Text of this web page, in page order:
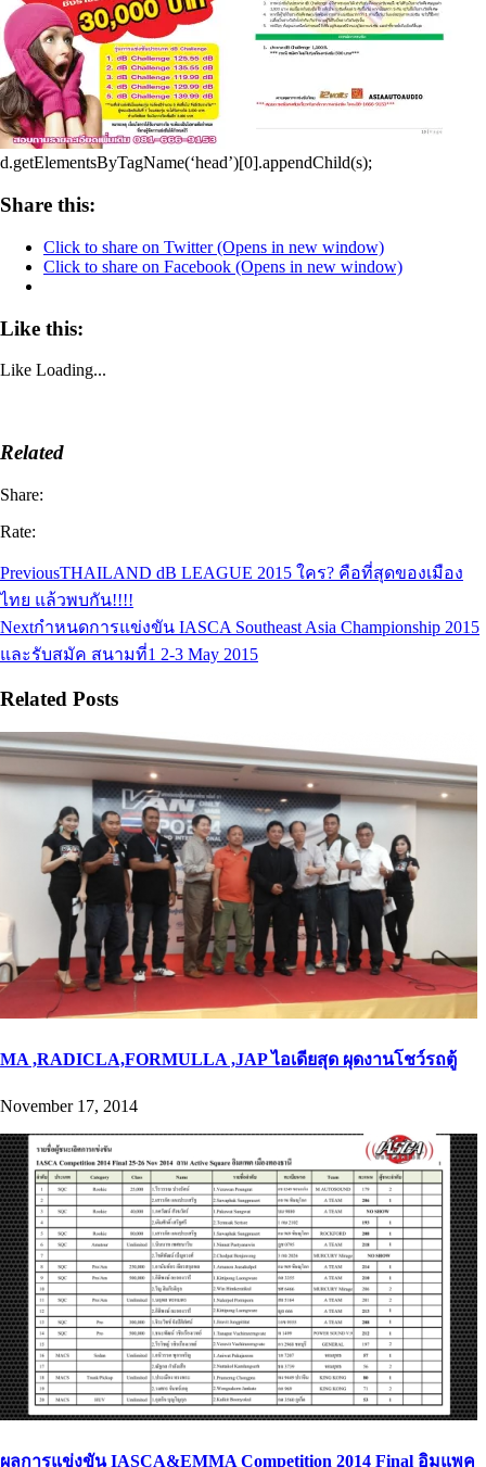
d.getElementsByTagName(‘head’)[0].appendChild(s);
Share this:
Click to share on Twitter (Opens in new window)
Click to share on Facebook (Opens in new window)
Like this:
Like Loading...
Related
Share:
Rate:
PreviousTHAILAND dB LEAGUE 2015 ใคร? คือที่สุดของเมือง
ไทย แล้วพบกัน!!!!
Nextกําหนดการแข่งขัน IASCA Southeast Asia Championship 2015
และรับสมัค สนามที่1 2-3 May 2015
Related Posts
MA ,RADICLA,FORMULLA ,JAP ไอเดียสุด ผุดงานโชว์รถตู้
November 17, 2014
ผลการแข่งขัน IASCA&EMMA Competition 2014 Final อิมแพค